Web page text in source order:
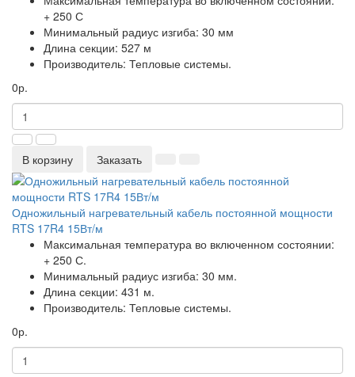
+ 250 С
Минимальный радиус изгиба: 30 мм
Длина секции: 527 м
Производитель: Тепловые системы.
0р.
В корзину Заказать
Одножильный нагревательный кабель постоянной мощности
RTS 17R4 15Вт/м
Максимальная температура во включенном состоянии:
+ 250 С.
Минимальный радиус изгиба: 30 мм.
Длина секции: 431 м.
Производитель: Тепловые системы.
0р.